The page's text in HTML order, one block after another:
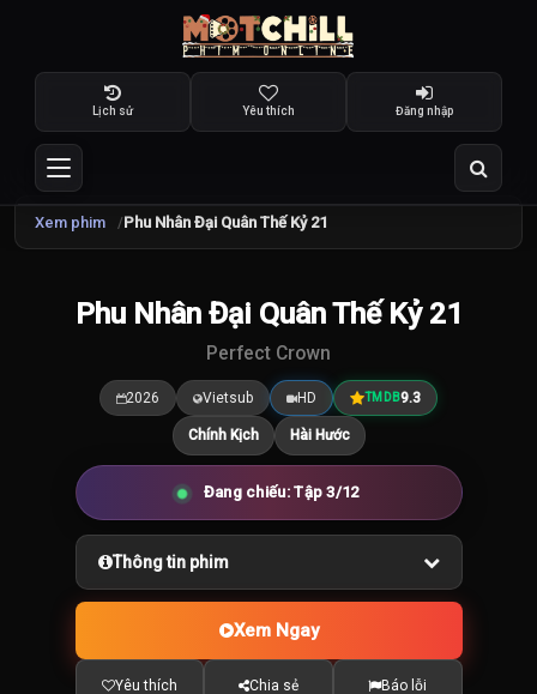
Lịch sử Yêu thích Đăng nhập
Xem phim Phu Nhân Đại Quân Thế Kỷ 21
9.3 /10
Phu Nhân Đại Quân Thế Kỷ 21
Perfect Crown
2026 Vietsub HD TMDB9.3
Chính Kịch Hài Hước
Đang chiếu: Tập 3/12
Thông tin phim
Xem Ngay
Yêu thích Chia sẻ Báo lỗi